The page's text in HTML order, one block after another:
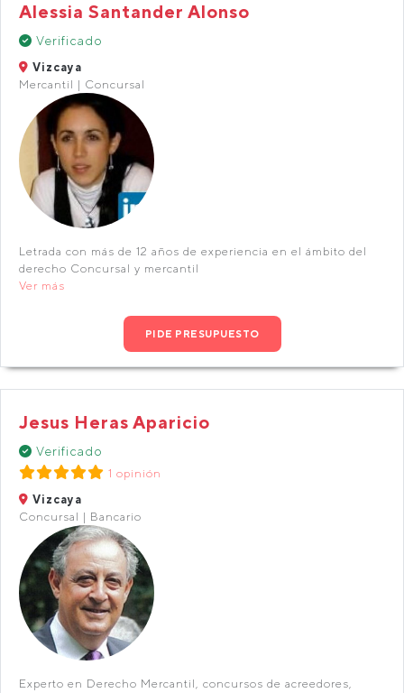
Alessia Santander Alonso
Verificado
Vizcaya
Mercantil | Concursal
Letrada con más de 12 años de experiencia en el ámbito del
derecho Concursal y mercantil
Ver más
PIDE PRESUPUESTO
Jesus Heras Aparicio
Verificado
1 opinión
Vizcaya
Concursal | Bancario
Experto en Derecho Mercantil, concursos de acreedores,